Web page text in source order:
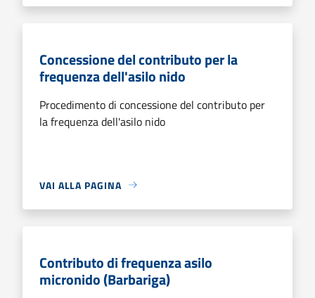
Concessione del contributo per la
frequenza dell'asilo nido
Procedimento di concessione del contributo per
la frequenza dell'asilo nido
VAI ALLA PAGINA
Contributo di frequenza asilo
micronido (Barbariga)